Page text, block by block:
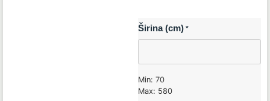
Širina (cm) *
Min: 70
Max: 580